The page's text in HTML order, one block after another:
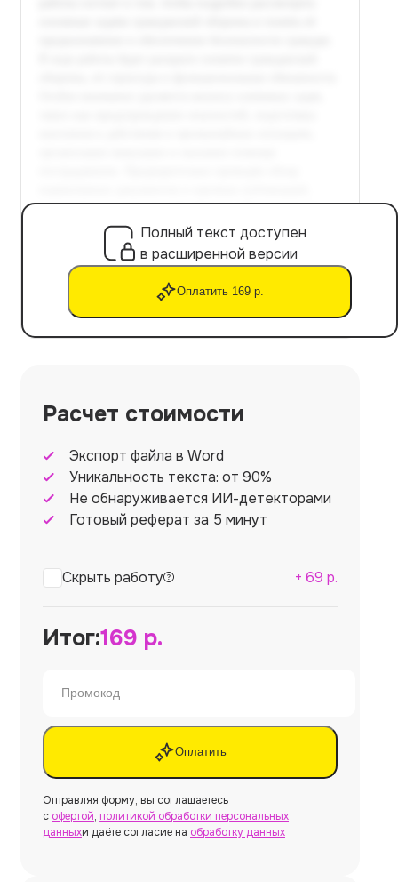
Полный текст доступен
в расширенной версии
Оплатить 169 р.
Расчет стоимости
Экспорт файла в Word
Уникальность текста: от 90%
Не обнаруживается ИИ-детекторами
Готовый реферат за 5 минут
Скрыть работу + 69 р.
Итог:169 р.
Оплатить
Отправляя форму, вы соглашаетесь
с офертой, политикой обработки персональных
данныхи даёте согласие на обработку данных